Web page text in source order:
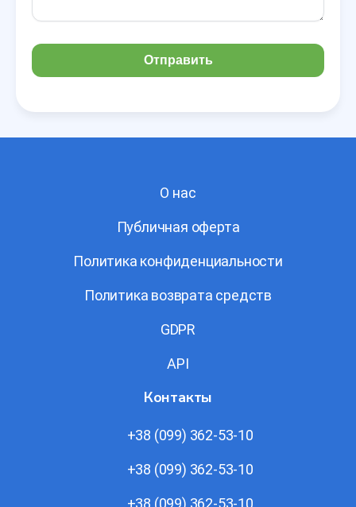
Отправить
О нас
Публичная оферта
Политика конфиденциальности
Политика возврата средств
GDPR
API
Контакты
+38 (099) 362-53-10
+38 (099) 362-53-10
+38 (099) 362-53-10